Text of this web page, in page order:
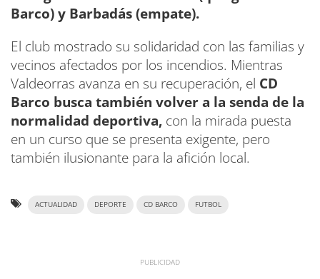
Barco) y Barbadás (empate).
El club mostrado su solidaridad con las familias y
vecinos afectados por los incendios. Mientras
Valdeorras avanza en su recuperación, el CD
Barco busca también volver a la senda de la
normalidad deportiva, con la mirada puesta
en un curso que se presenta exigente, pero
también ilusionante para la afición local.
ACTUALIDAD DEPORTE CD BARCO FUTBOL